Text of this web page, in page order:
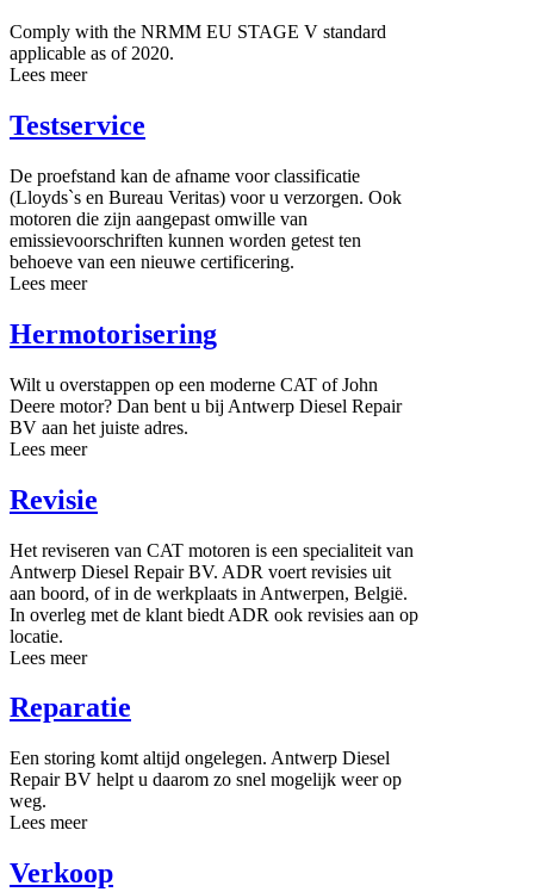
Comply with the NRMM EU STAGE V standard
applicable as of 2020.
Lees meer
Testservice
De proefstand kan de afname voor classificatie
(Lloyds`s en Bureau Veritas) voor u verzorgen. Ook
motoren die zijn aangepast omwille van
emissievoorschriften kunnen worden getest ten
behoeve van een nieuwe certificering.
Lees meer
Hermotorisering
Wilt u overstappen op een moderne CAT of John
Deere motor? Dan bent u bij Antwerp Diesel Repair
BV aan het juiste adres.
Lees meer
Revisie
Het reviseren van CAT motoren is een specialiteit van
Antwerp Diesel Repair BV. ADR voert revisies uit
aan boord, of in de werkplaats in Antwerpen, België.
In overleg met de klant biedt ADR ook revisies aan op
locatie.
Lees meer
Reparatie
Een storing komt altijd ongelegen. Antwerp Diesel
Repair BV helpt u daarom zo snel mogelijk weer op
weg.
Lees meer
Verkoop